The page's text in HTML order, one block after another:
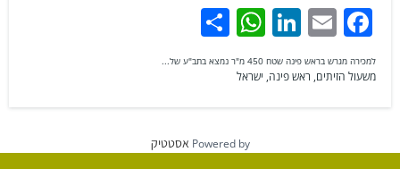
Facebook
Email
LinkedIn
WhatsApp
Share
למכירה מגרש בראש פינה שטח 450 מ"ר נמצא בתב"ע של...
משעול הזיתים, ראש פינה, ישראל
Powered byאסטטיק